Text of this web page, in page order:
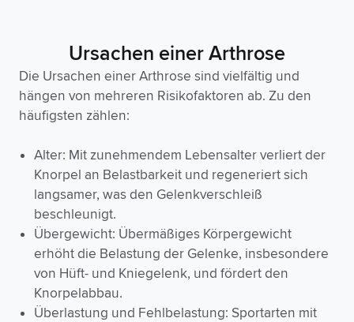
‍Ursachen einer Arthrose
Die Ursachen einer Arthrose sind vielfältig und
hängen von mehreren Risikofaktoren ab. Zu den
häufigsten zählen:
Alter: Mit zunehmendem Lebensalter verliert der
Knorpel an Belastbarkeit und regeneriert sich
langsamer, was den Gelenkverschleiß
beschleunigt.
Übergewicht: Übermäßiges Körpergewicht
erhöht die Belastung der Gelenke, insbesondere
von Hüft- und Kniegelenk, und fördert den
Knorpelabbau.
Überlastung und Fehlbelastung: Sportarten mit